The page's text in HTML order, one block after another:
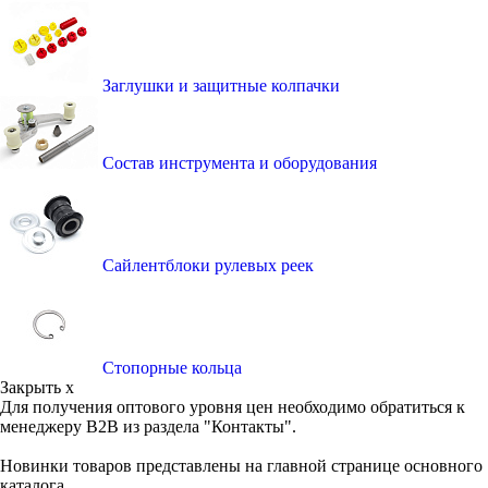
Заглушки и защитные колпачки
Состав инструмента и оборудования
Сайлентблоки рулевых реек
Стопорные кольца
Закрыть x
Для получения оптового уровня цен необходимо обратиться к
менеджеру B2B из раздела "Контакты".
Новинки товаров представлены на главной странице основного